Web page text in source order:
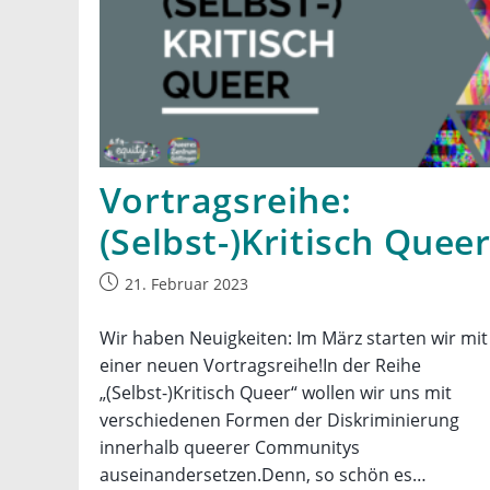
Vortragsreihe:
(Selbst-)Kritisch Queer
Beitrag21. Februar 2023
Wir haben Neuigkeiten: Im März starten wir mit
einer neuen Vortragsreihe!In der Reihe
„(Selbst-)Kritisch Queer“ wollen wir uns mit
verschiedenen Formen der Diskriminierung
innerhalb queerer Communitys
auseinandersetzen.Denn, so schön es…